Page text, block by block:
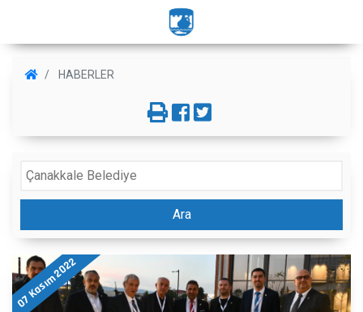
HABERLER
Ara
07 Kasım 2022